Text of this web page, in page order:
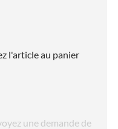
l'article au panier
une demande de